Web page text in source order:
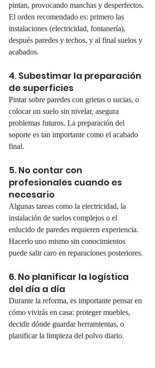
pintan, provocando manchas y desperfectos.
El orden recomendado es: primero las
instalaciones (electricidad, fontanería),
después paredes y techos, y al final suelos y
acabados.
4. Subestimar la preparación
de superficies
Pintar sobre paredes con grietas o sucias, o
colocar un suelo sin nivelar, asegura
problemas futuros. La preparación del
soporte es tan importante como el acabado
final.
5. No contar con
profesionales cuando es
necesario
Algunas tareas como la electricidad, la
instalación de suelos complejos o el
enlucido de paredes requieren experiencia.
Hacerlo uno mismo sin conocimientos
puede salir caro en reparaciones posteriores.
6. No planificar la logística
del día a día
Durante la reforma, es importante pensar en
cómo vivirás en casa: proteger muebles,
decidir dónde guardar herramientas, o
planificar la limpieza del polvo diario.